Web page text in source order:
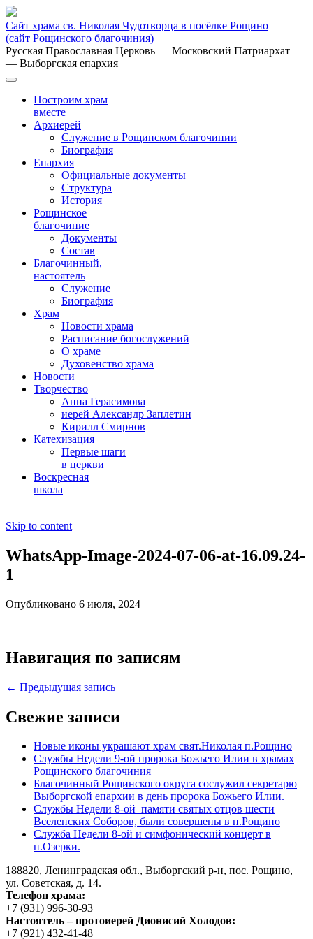
Сайт храма св. Николая Чудотворца в посёлке Рощино
(сайт Рощинского благочиния)
Русская Православная Церковь — Московский Патриархат
— Выборгская епархия
Построим храм
вместе
Архиерей
Служение в Рощинском благочинии
Биография
Епархия
Официальные документы
Структура
История
Рощинское
благочиние
Документы
Состав
Благочинный,
настоятель
Служение
Биография
Храм
Новости храма
Расписание богослужений
О храме
Духовенство храма
Новости
Творчество
Анна Герасимова
иерей Александр Заплетин
Кирилл Смирнов
Катехизация
Первые шаги
в церкви
Воскресная
школа
Skip to content
WhatsApp-Image-2024-07-06-at-16.09.24-
1
Опубликовано 6 июля, 2024
Навигация по записям
← Предыдущая запись
Свежие записи
Новые иконы украшают храм свят.Николая п.Рощино
Службы Недели 9-ой пророка Божьего Илии в храмах
Рощинского благочиния
Благочинный Рощинского округа сослужил секретарю
Выборгской епархии в день пророка Божьего Илии.
Службы Недели 8-ой памяти святых отцов шести
Вселенских Соборов, были совершены в п.Рощино
Служба Недели 8-ой и симфонический концерт в
п.Озерки.
188820, Ленинградская обл., Выборгский р-н, пос. Рощино,
ул. Советская, д. 14.
Телефон храма:
+7 (931) 996-30-93
Настоятель – протоиерей Дионисий Холодов:
+7 (921) 432-41-48